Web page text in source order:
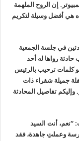
إن الروح الملهمة
هي أفضل وسيلة لتكريم
في جلسة الجمعية
حادثة رواها له أحد
كلمات ترحيب بالرئيس
جميلة شقراء ذات
تفاصيل المحادثة
“نعم، أنت السيد
وعملتِ جاهدة، فقد